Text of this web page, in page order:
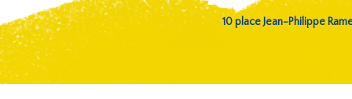
10 place Jean-Philippe